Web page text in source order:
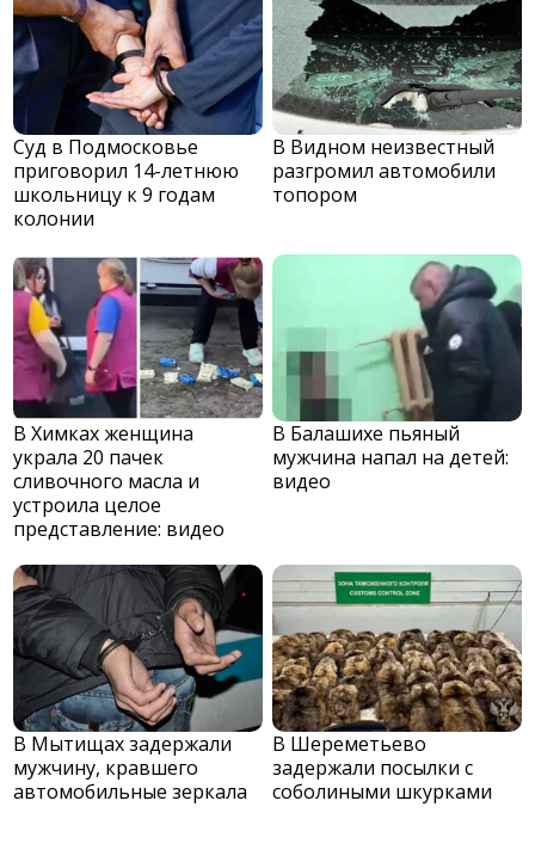
Суд в Подмосковье
приговорил 14-летнюю
школьницу к 9 годам
колонии
В Видном неизвестный
разгромил автомобили
топором
В Химках женщина
украла 20 пачек
сливочного масла и
устроила целое
представление: видео
В Балашихе пьяный
мужчина напал на детей:
видео
В Мытищах задержали
мужчину, кравшего
автомобильные зеркала
В Шереметьево
задержали посылки с
соболиными шкурками